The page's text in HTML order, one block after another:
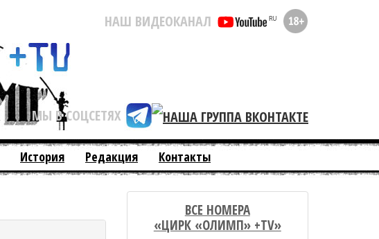
НАШ ВИДЕОКАНАЛ
МЫ В СОЦСЕТЯХ
История Редакция Контакты
ВСЕ НОМЕРА
«ЦИРК «ОЛИМП» +TV»